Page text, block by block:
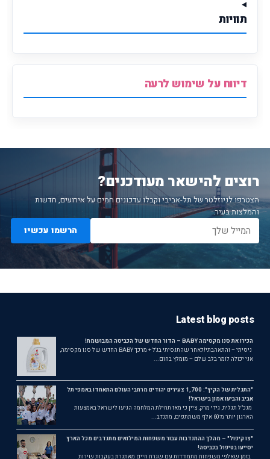
תוויות
דיווח על שימוש לרעה
רוצים להישאר מעודכנים?
הצטרפו לניוזלטר של תל-אביבי וקבלו עדכונים חמים על אירועים, חדשות
והמלצות בעיר.
הרשמו עכשיו
Latest blog posts
הכירו את סנו מקסימה BABY – הדור החדש של הכביסה המבושמת!
ניסיתי – והתאהבתי!לאחר שהתנסיתי בג'ל + מרכך BABY החדש של סנו מקסימה,
אני יכולה לומר בלב שלם – מומלץ בחום...
"התגלית של הקיץ": 1,700 צעירים יהודים מרחבי העולם התאחדו באמפי תל
אביב והביעו אמון בישראל!
מנכ"ל תגלית, גידי מרק, ציין כי מאז תחילת המלחמה הגיעו לישראל באמצעות
הארגון יותר מ־60 אלף משתתפים, מתנדב...
"צו קיפול" – מהלך ההתנדבות עבור משפחות המילואים מתנדבים מכל הארץ
יסייעו בטיפול בכביסה!
בזמן שאלפי משפחות מתמודדות עם שגרת חיים מאתגרת בעקבות שירות